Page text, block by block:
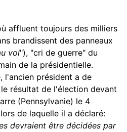
affluent toujours des milliers
brandissent des panneaux
vol"), "cri de guerre" du
de la présidentielle.
l'ancien président a de
résultat de l'élection devant
(Pennsylvanie) le 4
de laquelle il a déclaré:
devraient être décidées par